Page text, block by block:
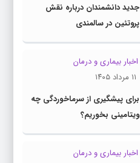
جدید دانشمندان درباره نقش
پروتئین در سالمندی
اخبار بیماری و درمان
۱۱ مرداد ۱۴۰۵
برای پیشگیری از سرماخوردگی چه
ویتامینی بخوریم؟
اخبار بیماری و درمان